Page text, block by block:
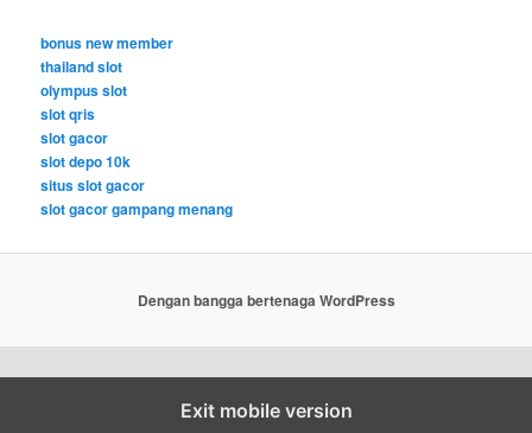
bonus new member
thailand slot
olympus slot
slot qris
slot gacor
slot depo 10k
situs slot gacor
slot gacor gampang menang
Dengan bangga bertenaga WordPress
Exit mobile version